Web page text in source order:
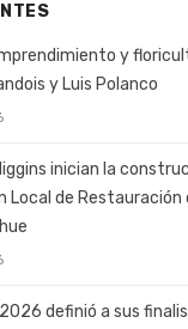
y
y Luis Polanco
inician la
de Restauración
definió a sus